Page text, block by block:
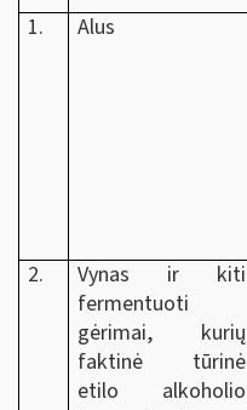
1. Alus
2.
Vynas ir kiti
fermentuoti
gėrimai, kurių
faktinė tūrinė
etilo alkoholio